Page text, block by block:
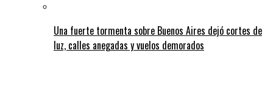
Una fuerte tormenta sobre Buenos Aires dejó cortes de
luz, calles anegadas y vuelos demorados